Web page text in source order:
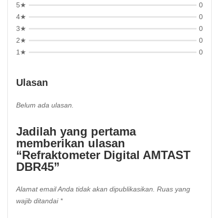
5★
0
4★
0
3★
0
2★
0
1★
0
Ulasan
Belum ada ulasan.
Jadilah yang pertama
memberikan ulasan
“Refraktometer Digital AMTAST
DBR45”
Alamat email Anda tidak akan dipublikasikan. Ruas yang
wajib ditandai *